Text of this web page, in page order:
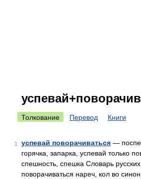
Толкование Перевод Книги
1 успевай поворачиваться —
горячка, запарка, успевай только
спешность, спешка Словарь
поворачиваться нареч, кол во